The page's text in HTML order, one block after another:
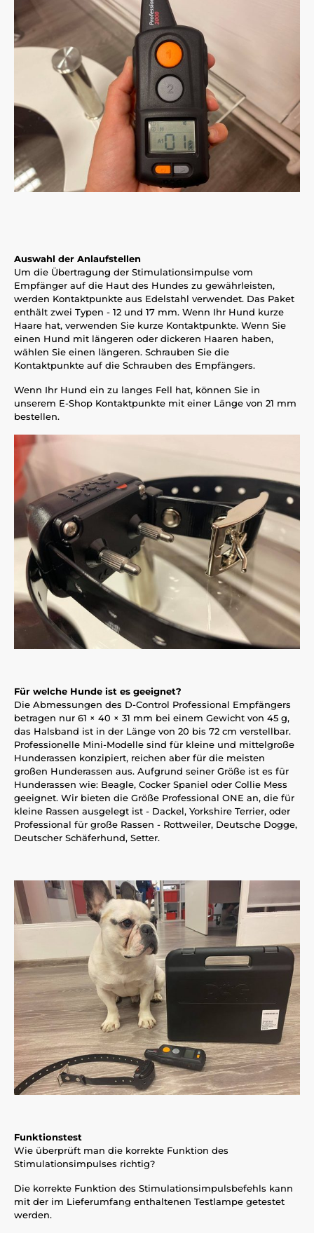
Auswahl der Anlaufstellen
Um die Übertragung der Stimulationsimpulse vom
Empfänger auf die Haut des Hundes zu gewährleisten,
werden Kontaktpunkte aus Edelstahl verwendet. Das Paket
enthält zwei Typen - 12 und 17 mm. Wenn Ihr Hund kurze
Haare hat, verwenden Sie kurze Kontaktpunkte. Wenn Sie
einen Hund mit längeren oder dickeren Haaren haben,
wählen Sie einen längeren. Schrauben Sie die
Kontaktpunkte auf die Schrauben des Empfängers.
Wenn Ihr Hund ein zu langes Fell hat, können Sie in
unserem E-Shop Kontaktpunkte mit einer Länge von 21 mm
bestellen.
Für welche Hunde ist es geeignet?
Die Abmessungen des D-Control Professional Empfängers
betragen nur 61 × 40 × 31 mm bei einem Gewicht von 45 g,
das Halsband ist in der Länge von 20 bis 72 cm verstellbar.
Professionelle Mini-Modelle sind für kleine und mittelgroße
Hunderassen konzipiert, reichen aber für die meisten
großen Hunderassen aus. Aufgrund seiner Größe ist es für
Hunderassen wie: Beagle, Cocker Spaniel oder Collie Mess
geeignet. Wir bieten die Größe Professional ONE an, die für
kleine Rassen ausgelegt ist - Dackel, Yorkshire Terrier, oder
Professional für große Rassen - Rottweiler, Deutsche Dogge,
Deutscher Schäferhund, Setter.
Funktionstest
Wie überprüft man die korrekte Funktion des
Stimulationsimpulses richtig?
Die korrekte Funktion des Stimulationsimpulsbefehls kann
mit der im Lieferumfang enthaltenen Testlampe getestet
werden.